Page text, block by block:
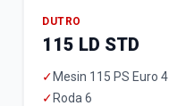
DUTRO
115 LD STD
✓ Mesin 115 PS Euro 4
✓ Roda 6